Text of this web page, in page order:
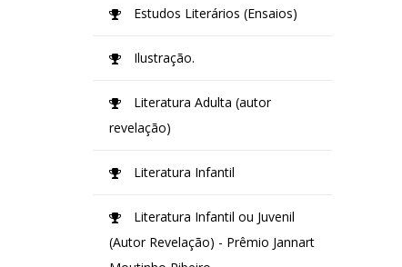
Estudos Literários (Ensaios)
Ilustração.
Literatura Adulta (autor
revelação)
Literatura Infantil
Literatura Infantil ou Juvenil
(Autor Revelação) - Prêmio Jannart